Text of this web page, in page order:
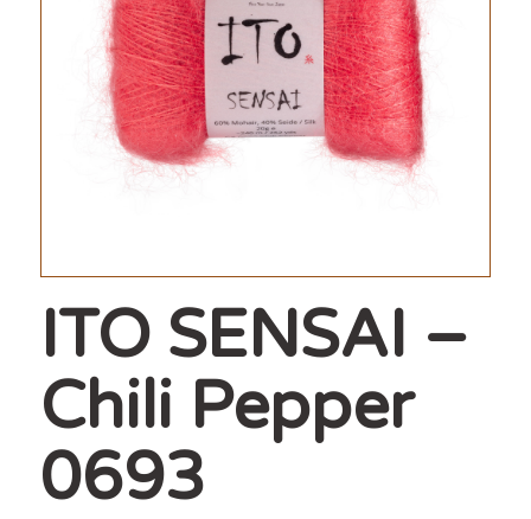
ITO SENSAI –
Chili Pepper
0693